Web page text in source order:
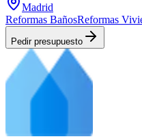
Madrid
Reformas BañosReformas
Pedir presupuesto